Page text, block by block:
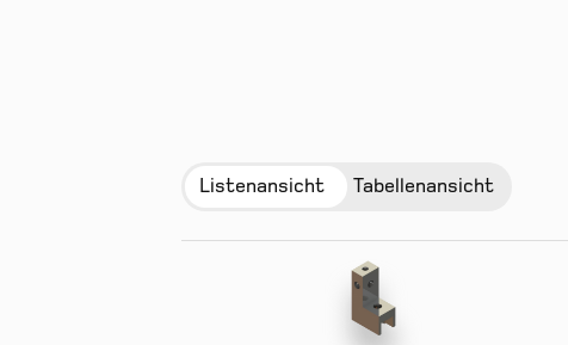
Listenansicht Tabellenansicht